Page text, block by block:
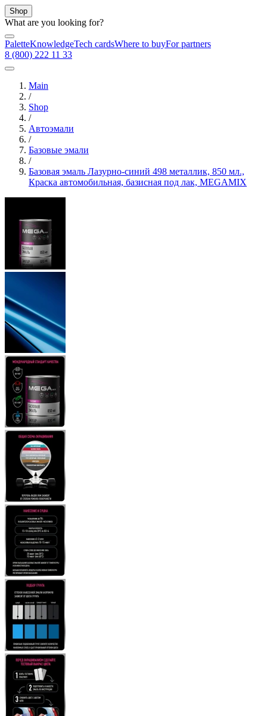
Shop
What are you looking for?
PaletteKnowledgeTech cardsWhere to buyFor partners
8 (800) 222 11 33
Main
/
Shop
/
Автоэмали
/
Базовые эмали
/
Базовая эмаль Лазурно-синий 498 металлик, 850 мл.,
Краска автомобильная, базисная под лак, MEGAMIX